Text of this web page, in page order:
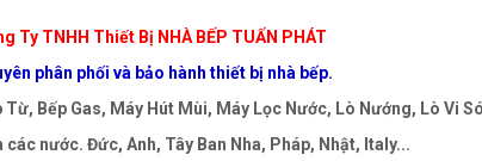
Ty TNHH Thiết Bị NHÀ BẾP TUẤN PHÁT
phân phối và bảo hành thiết bị nhà bếp.
Từ, Bếp Gas, Máy Hút Mùi, Máy Lọc Nước, Lò Nướng, Lò Vi
các nước. Đức, Anh, Tây Ban Nha, Pháp, Nhật, Italy...